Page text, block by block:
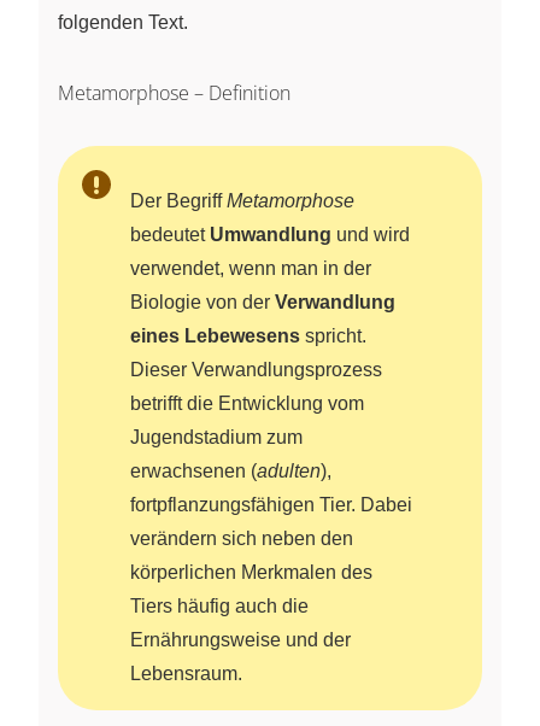
folgenden Text.
Metamorphose – Definition
Der BegriffMetamorphose
bedeutet Umwandlung und wird
verwendet, wenn man in der
Biologie von der Verwandlung
eines Lebewesens spricht.
Dieser Verwandlungsprozess
betrifft die Entwicklung vom
Jugendstadium zum
erwachsenen (adulten),
fortpflanzungsfähigen Tier. Dabei
verändern sich neben den
körperlichen Merkmalen des
Tiers häufig auch die
Ernährungsweise und der
Lebensraum.